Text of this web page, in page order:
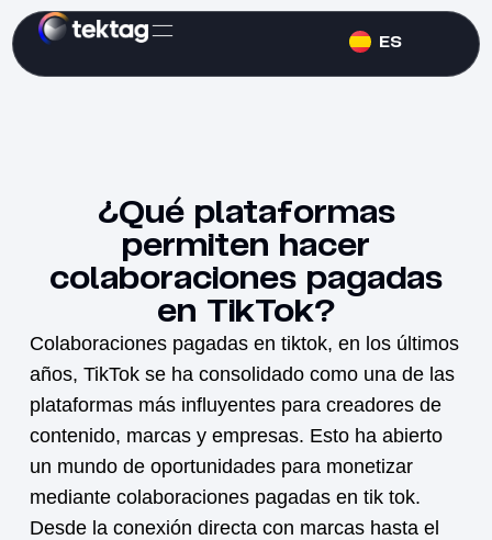
ES
¿Qué plataformas
permiten hacer
colaboraciones pagadas
en TikTok?
Colaboraciones pagadas en tiktok, en los últimos
años, TikTok se ha consolidado como una de las
plataformas más influyentes para creadores de
contenido, marcas y empresas. Esto ha abierto
un mundo de oportunidades para monetizar
mediante colaboraciones pagadas en tik tok.
Desde la conexión directa con marcas hasta el